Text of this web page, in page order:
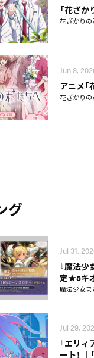
「花ざ
花ざかり
Jun 8,
アニメ
花ざかり
グ
Jul 31,
『魔法
定★5キ
魔法少女
Jul 29,
『エリィ
ート！ │